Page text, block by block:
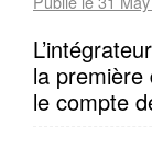
la
le compte